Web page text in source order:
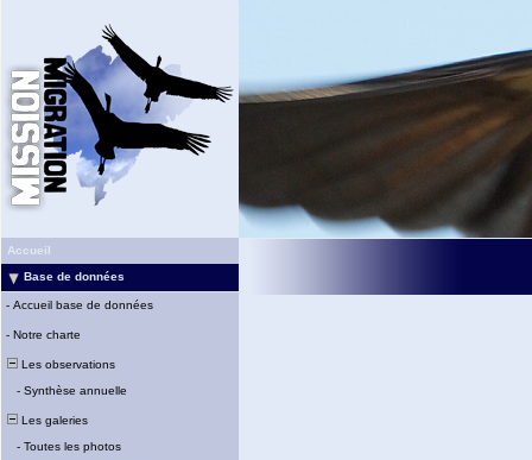
Accueil
Base de données
- Accueil base de données
- Notre charte
Les observations
- Synthèse annuelle
Les galeries
- Toutes les photos